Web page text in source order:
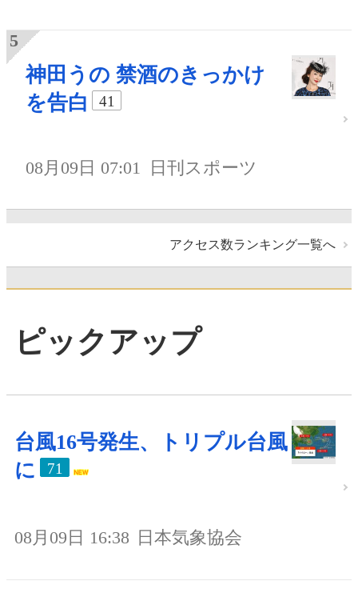
神田うの 禁酒のきっかけ
を告白
41
08月09日 07:01 日刊スポーツ
アクセス数ランキング一覧へ
ピックアップ
台風16号発生、トリプル台風
に
71
08月09日 16:38 日本気象協会